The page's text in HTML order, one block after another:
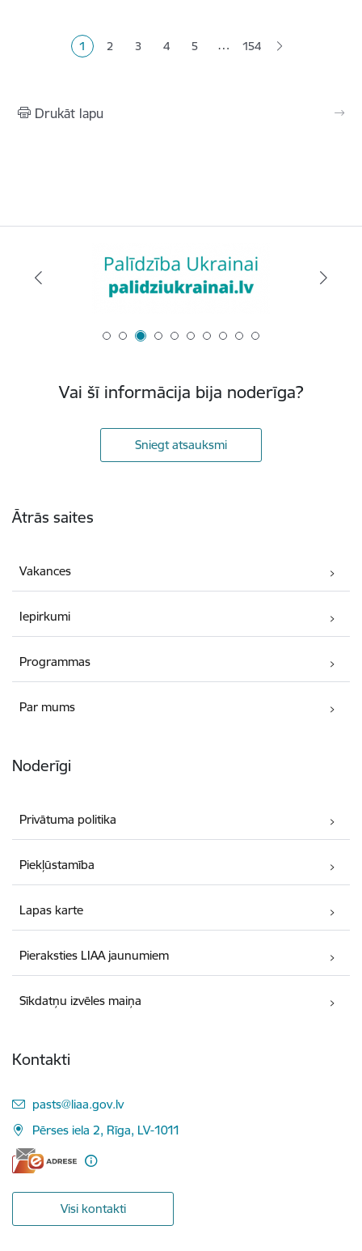
Pašreizējā lapa
1 Lapa
2 Lapa
3 Lapa
4 Lapa
5 … 154
Drukāt lapu
Vai šī informācija bija noderīga?
Sniegt atsauksmi
Ātrās saites
Vakances
Iepirkumi
Programmas
Par mums
Noderīgi
Privātuma politika
Piekļūstamība
Lapas karte
Pieraksties LIAA jaunumiem
Sīkdatņu izvēles maiņa
Kontakti
E-pasts:
pasts@liaa.gov.lv
Pērses iela 2, Rīga, LV-1011
Visi kontakti